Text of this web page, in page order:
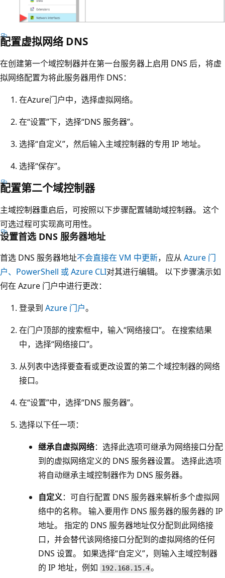
配置虚拟网络 DNS
在创建第一个域控制器并在第一台服务器上启用 DNS 后，将虚
拟网络配置为将此服务器用作 DNS：
在Azure门户中，选择虚拟网络。
在“设置”下，选择“DNS 服务器”。
选择“自定义”，然后输入主域控制器的专用 IP 地址。
选择“保存”。
配置第二个域控制器
主域控制器重启后，可按照以下步骤配置辅助域控制器。 这个
可选过程可实现高可用性。
设置首选 DNS 服务器地址
首选 DNS 服务器地址不会直接在 VM 中更新，应从 Azure 门
户、PowerShell 或 Azure CLI对其进行编辑。 以下步骤演示如
何在 Azure 门户中进行更改：
登录到 Azure 门户。
在门户顶部的搜索框中，输入“网络接口”。
在搜索结果
中，选择“网络接口”。
从列表中选择要查看或更改设置的第二个域控制器的网络
接口。
在“设置”中，选择“DNS 服务器”。
选择以下任一项：
继承自虚拟网络：选择此选项可继承为网络接口分配
到的虚拟网络定义的 DNS 服务器设置。 选择此选项
将自动继承主域控制器作为 DNS 服务器。
自定义：可自行配置 DNS 服务器来解析多个虚拟网
络中的名称。 输入要用作 DNS 服务器的服务器的 IP
地址。 指定的 DNS 服务器地址仅分配到此网络接
口，并会替代该网络接口分配到的虚拟网络的任何
DNS 设置。 如果选择“自定义”，则输入主域控制器
的 IP 地址，例如 192.168.15.4。